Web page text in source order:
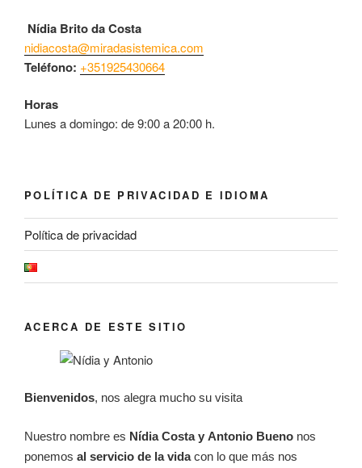
Nídia Brito da Costa
nidiacosta@miradasistemica.com
Teléfono: +351925430664
Horas
Lunes a domingo: de 9:00 a 20:00 h.
POLÍTICA DE PRIVACIDAD E IDIOMA
Política de privacidad
ACERCA DE ESTE SITIO
Bienvenidos, nos alegra mucho su visita
Nuestro nombre es Nídia Costa y Antonio Bueno nos
ponemos al servicio de la vidacon lo que más nos